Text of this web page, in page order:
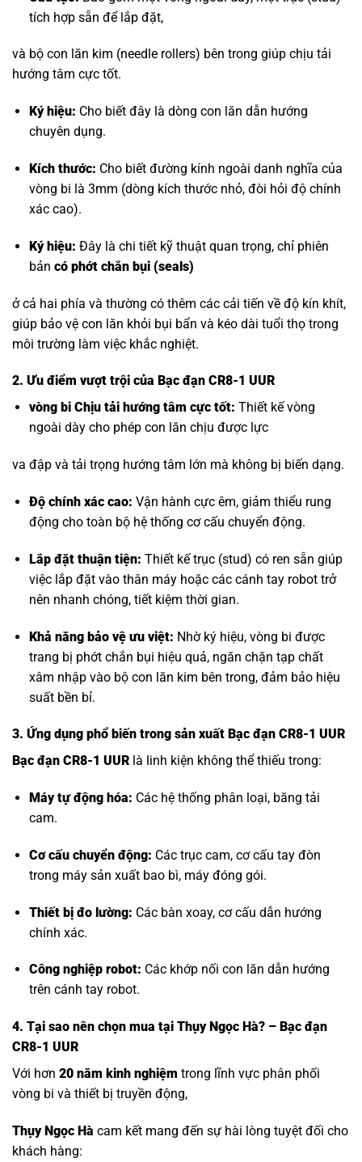
tích hợp sẵn để lắp đặt,
và bộ con lăn kim (needle rollers) bên trong giúp chịu tải
hướng tâm cực tốt.
Ký hiệu: Cho biết đây là dòng con lăn dẫn hướng
chuyên dụng.
Kích thước: Cho biết đường kính ngoài danh nghĩa của
vòng bi là 3mm (dòng kích thước nhỏ, đòi hỏi độ chính
xác cao).
Ký hiệu: Đây là chi tiết kỹ thuật quan trọng, chỉ phiên
bản có phớt chắn bụi (seals)
ở cả hai phía và thường có thêm các cải tiến về độ kín khít,
giúp bảo vệ con lăn khỏi bụi bẩn và kéo dài tuổi thọ trong
môi trường làm việc khắc nghiệt.
2. Ưu điểm vượt trội của Bạc đạn CR8-1 UUR
vòng bi Chịu tải hướng tâm cực tốt: Thiết kế vòng
ngoài dày cho phép con lăn chịu được lực
va đập và tải trọng hướng tâm lớn mà không bị biến dạng.
Độ chính xác cao: Vận hành cực êm, giảm thiểu rung
động cho toàn bộ hệ thống cơ cấu chuyển động.
Lắp đặt thuận tiện: Thiết kế trục (stud) có ren sẵn giúp
việc lắp đặt vào thân máy hoặc các cánh tay robot trở
nên nhanh chóng, tiết kiệm thời gian.
Khả năng bảo vệ ưu việt: Nhờ ký hiệu, vòng bi được
trang bị phớt chắn bụi hiệu quả, ngăn chặn tạp chất
xâm nhập vào bộ con lăn kim bên trong, đảm bảo hiệu
suất bền bỉ.
3. Ứng dụng phổ biến trong sản xuất Bạc đạn CR8-1 UUR
Bạc đạn CR8-1 UUR là linh kiện không thể thiếu trong:
Máy tự động hóa: Các hệ thống phân loại, băng tải
cam.
Cơ cấu chuyển động: Các trục cam, cơ cấu tay đòn
trong máy sản xuất bao bì, máy đóng gói.
Thiết bị đo lường: Các bàn xoay, cơ cấu dẫn hướng
chính xác.
Công nghiệp robot: Các khớp nối con lăn dẫn hướng
trên cánh tay robot.
4. Tại sao nên chọn mua tại Thụy Ngọc Hà? – Bạc đạn
CR8-1 UUR
Với hơn 20 năm kinh nghiệm trong lĩnh vực phân phối
vòng bi và thiết bị truyền động,
Thụy Ngọc Hà cam kết mang đến sự hài lòng tuyệt đối cho
khách hàng: